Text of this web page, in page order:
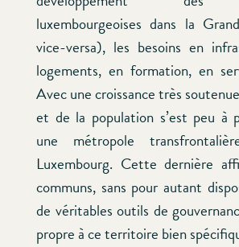
luxembourgeoises dans la
vice-versa), les besoins en
logements, en formation, en
Avec une croissance très
et de la population s’est peu à
une métropole
Luxembourg. Cette dernière
communs, sans pour autant
de véritables outils de
propre à ce territoire bien